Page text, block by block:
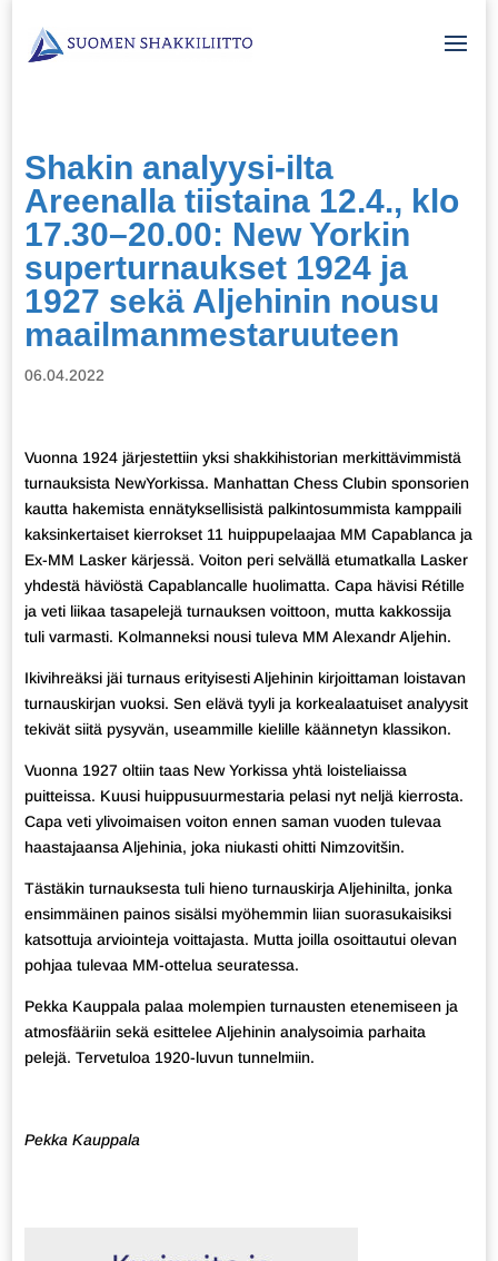
Shakin analyysi-ilta
Areenalla tiistaina 12.4., klo
17.30–20.00: New Yorkin
superturnaukset 1924 ja
1927 sekä Aljehinin nousu
maailmanmestaruuteen
06.04.2022
Vuonna 1924 järjestettiin yksi shakkihistorian merkittävimmistä
turnauksista NewYorkissa. Manhattan Chess Clubin sponsorien
kautta hakemista ennätyksellisistä palkintosummista kamppaili
kaksinkertaiset kierrokset 11 huippupelaajaa MM Capablanca ja
Ex-MM Lasker kärjessä. Voiton peri selvällä etumatkalla Lasker
yhdestä häviöstä Capablancalle huolimatta. Capa hävisi Rétille
ja veti liikaa tasapelejä turnauksen voittoon, mutta kakkossija
tuli varmasti. Kolmanneksi nousi tuleva MM Alexandr Aljehin.
Ikivihreäksi jäi turnaus erityisesti Aljehinin kirjoittaman loistavan
turnauskirjan vuoksi. Sen elävä tyyli ja korkealaatuiset analyysit
tekivät siitä pysyvän, useammille kielille käännetyn klassikon.
Vuonna 1927 oltiin taas New Yorkissa yhtä loisteliaissa
puitteissa. Kuusi huippusuurmestaria pelasi nyt neljä kierrosta.
Capa veti ylivoimaisen voiton ennen saman vuoden tulevaa
haastajaansa Aljehinia, joka niukasti ohitti Nimzovitšin.
Tästäkin turnauksesta tuli hieno turnauskirja Aljehinilta, jonka
ensimmäinen painos sisälsi myöhemmin liian suorasukaisiksi
katsottuja arviointeja voittajasta. Mutta joilla osoittautui olevan
pohjaa tulevaa MM-ottelua seuratessa.
Pekka Kauppala palaa molempien turnausten etenemiseen ja
atmosfääriin sekä esittelee Aljehinin analysoimia parhaita
pelejä. Tervetuloa 1920-luvun tunnelmiin.
Pekka Kauppala